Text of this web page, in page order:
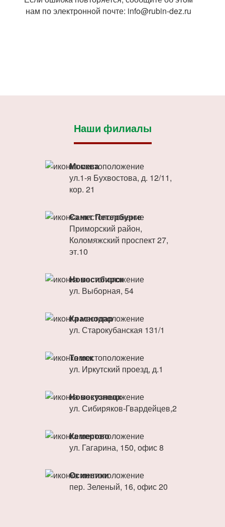
нам по электронной почте: info@rubin-dez.ru
Наши филиалы
Москва
ул.1-я Бухвостова, д. 12/11,
кор. 21
Санкт Петербурге
Приморский район,
Коломяжский проспект 27,
эт.10
Новосибирск
ул. Выборная, 54
Краснодар
ул. Старокубанская 131/1
Томск
ул. Иркутский проезд, д.1
Новокузнецк
ул. Сибиряков-Гвардейцев,2
Кемерово
ул. Гагарина, 150, офис 8
Осинники
пер. Зеленый, 16, офис 20